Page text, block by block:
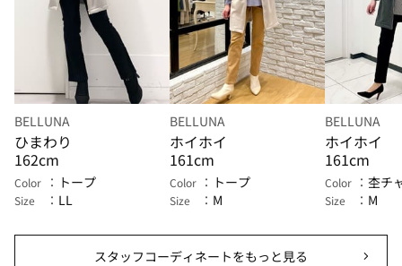
BELLUNA
ひまわり
162cm
Color トープ
Size LL
BELLUNA
ホイホイ
161cm
Color トープ
Size M
BELLUNA
ホイホイ
161cm
Color 杢チ
Size M
スタッフコーディネートをもっと見る